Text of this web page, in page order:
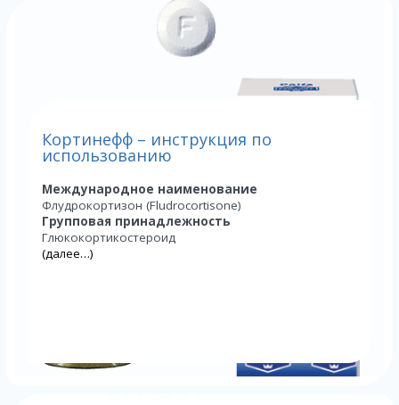
Кортинефф – инструкция по
использованию
Международное наименование
Флудрокортизон (Fludrocortisone)
Групповая принадлежность
Глюкокортикостероид
(далее…)